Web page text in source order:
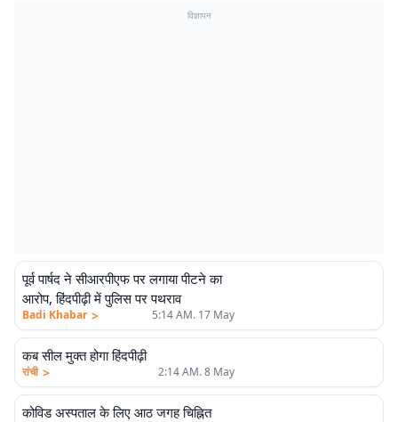
विज्ञापन
पूर्व पार्षद ने सीआरपीएफ पर लगाया पीटने का
आरोप, हिंदपीढ़ी में पुलिस पर पथराव
Badi Khabar > 5:14 AM. 17 May
कब सील मुक्त होगा हिंदपीढ़ी
रांची > 2:14 AM. 8 May
कोविड अस्पताल के लिए आठ जगह चिह्नित